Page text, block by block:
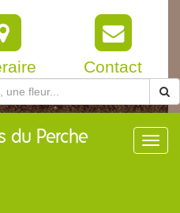
Contact
du Perche